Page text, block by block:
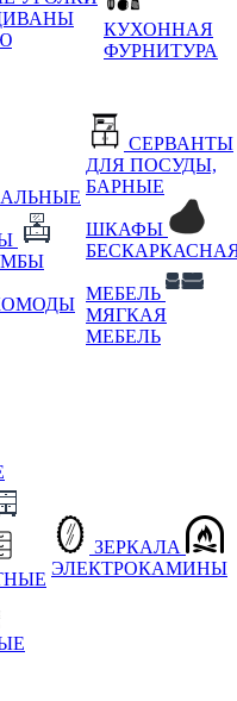
КУХОННАЯ
ФУРНИТУРА
СЕРВАНТЫ
ДЛЯ ПОСУДЫ,
БАРНЫЕ
ШКАФЫ
МЕБЕЛЬ
МЯГКАЯ
МЕБЕЛЬ
ЗЕРКАЛА
ЭЛЕКТРОКАМИНЫ